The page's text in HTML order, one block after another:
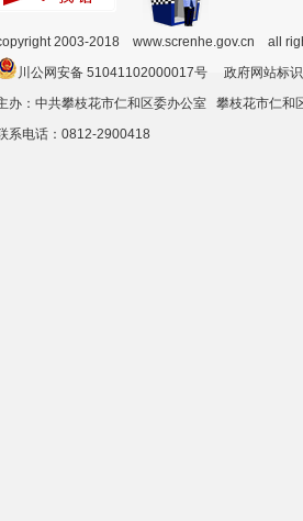
2003-2018 www.screnhe.gov.cn all
川公网安备 51041102000017号 政府网站
办：中共攀枝花市仁和区委办公室 攀枝花市仁
系电话：0812-2900418